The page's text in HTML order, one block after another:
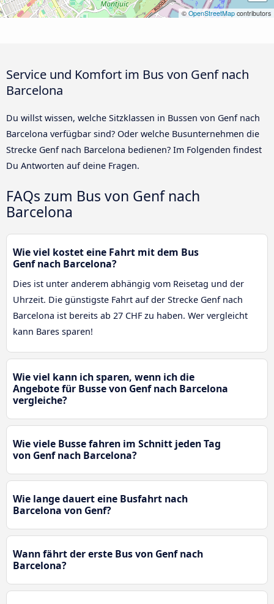
© OpenStreetMap contributors
Service und Komfort im Bus von Genf nach
Barcelona
Du willst wissen, welche Sitzklassen in Bussen von Genf nach
Barcelona verfügbar sind? Oder welche Busunternehmen die
Strecke Genf nach Barcelona bedienen? Im Folgenden findest
Du Antworten auf deine Fragen.
FAQs zum Bus von Genf nach
Barcelona
Wie viel kostet eine Fahrt mit dem Bus
Genf nach Barcelona?
Dies ist unter anderem abhängig vom Reisetag und der
Uhrzeit. Die günstigste Fahrt auf der Strecke Genf nach
Barcelona ist bereits ab 27 CHF zu haben. Wer vergleicht
kann Bares sparen!
Wie viel kann ich sparen, wenn ich die
Angebote für Busse von Genf nach Barcelona
vergleiche?
Wie viele Busse fahren im Schnitt jeden Tag
von Genf nach Barcelona?
Wie lange dauert eine Busfahrt nach
Barcelona von Genf?
Wann fährt der erste Bus von Genf nach
Barcelona?